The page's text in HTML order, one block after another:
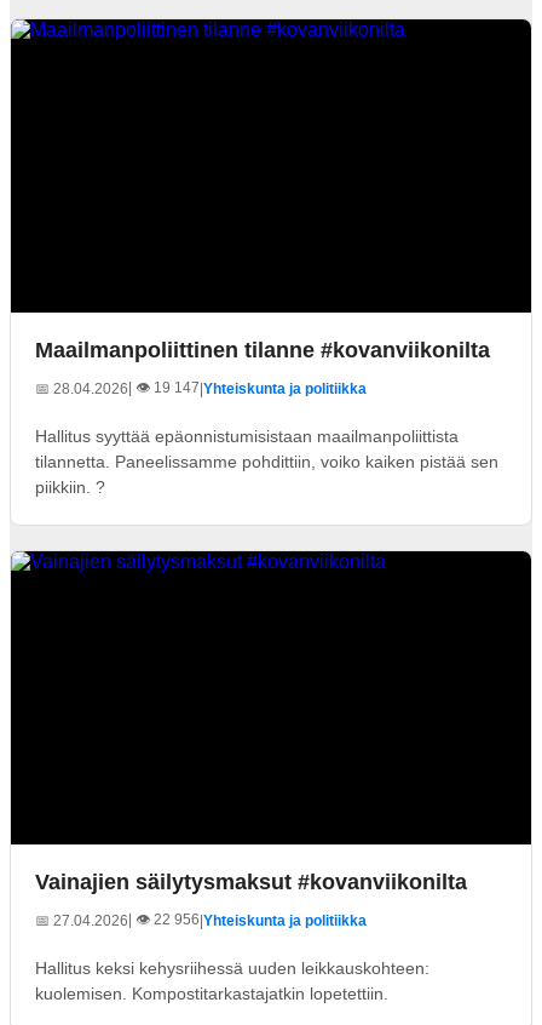
Maailmanpoliittinen tilanne #kovanviikonilta
📅 28.04.2026| 👁️ 19 147 Yhteiskunta ja politiikka
Hallitus syyttää epäonnistumisistaan maailmanpoliittista
tilannetta. Paneelissamme pohdittiin, voiko kaiken pistää sen
piikkiin. ?
Vainajien säilytysmaksut #kovanviikonilta
📅 27.04.2026| 👁️ 22 956 Yhteiskunta ja politiikka
Hallitus keksi kehysriihessä uuden leikkauskohteen:
kuolemisen. Kompostitarkastajatkin lopetettiin.